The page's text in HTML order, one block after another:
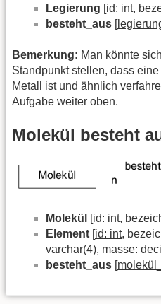
Legierung [id: int,
besteht_aus [
Bemerkung: Man könnte
Standpunkt stellen, dass
Metall ist und ähnlich
Aufgabe weiter oben.
Molekül besteht
Molekül [id: int,
Element [id: int,
varchar(4), masse:
besteht_aus [